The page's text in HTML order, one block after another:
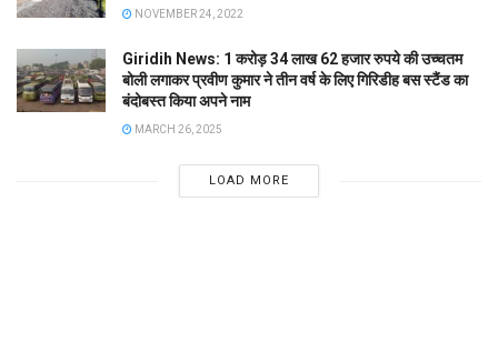
NOVEMBER 24, 2022
Giridih News: 1 करोड़ 34 लाख 62 हजार रुपये की उच्चतम
बोली लगाकर प्रवीण कुमार ने तीन वर्ष के लिए गिरिडीह बस स्टैंड का
बंदोबस्त किया अपने नाम
MARCH 26, 2025
LOAD MORE